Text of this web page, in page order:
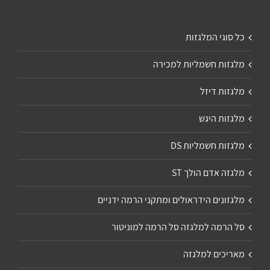
כל סוגי המלגזות
מלגזות חשמליות למכירה
מלגזות דיזל
מלגזות היגש
מלגזות חשמליות DS
מלגזה אדם הולך ST
מלגזונים הידראולים ומתקני הרמה ידניים
סל הרמה למלגזה סל הרמה למוניטור
מאריכים למלגזה